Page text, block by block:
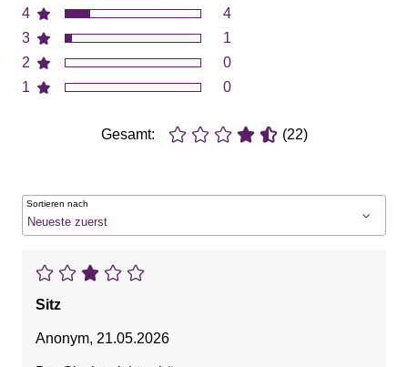
4
3
2
1
4
1
0
0
Gesamt: (22)
Sortieren nach
Sitz
Anonym, 21.05.2026